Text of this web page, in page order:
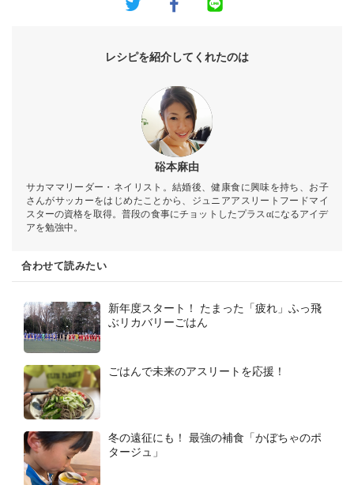
レシピを紹介してくれたのは
硲本麻由
サカママリーダー・ネイリスト。結婚後、健康食に興味を持ち、お子
さんがサッカーをはじめたことから、ジュニアアスリートフードマイ
スターの資格を取得。普段の食事にチョットしたプラスαになるアイデ
アを勉強中。
合わせて読みたい
新年度スタート！ たまった「疲れ」ふっ飛
ぶリカバリーごはん
ごはんで未来のアスリートを応援！
冬の遠征にも！ 最強の補食「かぼちゃのポ
タージュ」